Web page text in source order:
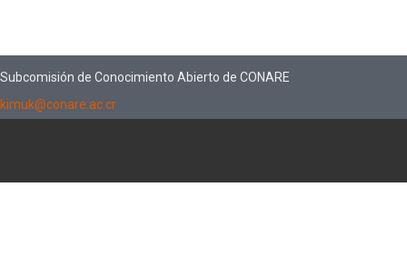
Subcomisión de Conocimiento Abierto de CONARE
kimuk@conare.ac.cr